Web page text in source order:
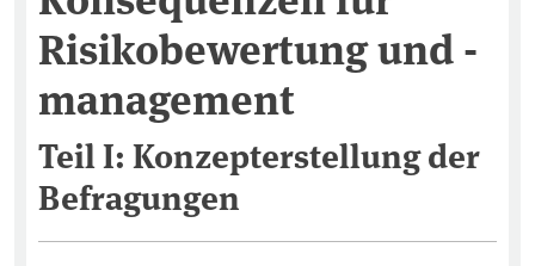
Risikobewertung und -
management
Teil I: Konzepterstellung der
Befragungen